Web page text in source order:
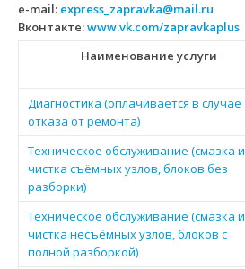
e-mail: express_zapravka@mail.ru
Вконтакте:www.vk.com/zapravkaplus
Наименование услуги
Диагностика (оплачивается в случае
отказа от ремонта)
Техническое обслуживание (смазка и
чистка съёмных узлов, блоков без
разборки)
Техническое обслуживание (смазка и
чистка несъёмных узлов, блоков с
полной разборкой)